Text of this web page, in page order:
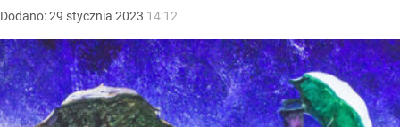
Dodano:29 stycznia 2023 14:12